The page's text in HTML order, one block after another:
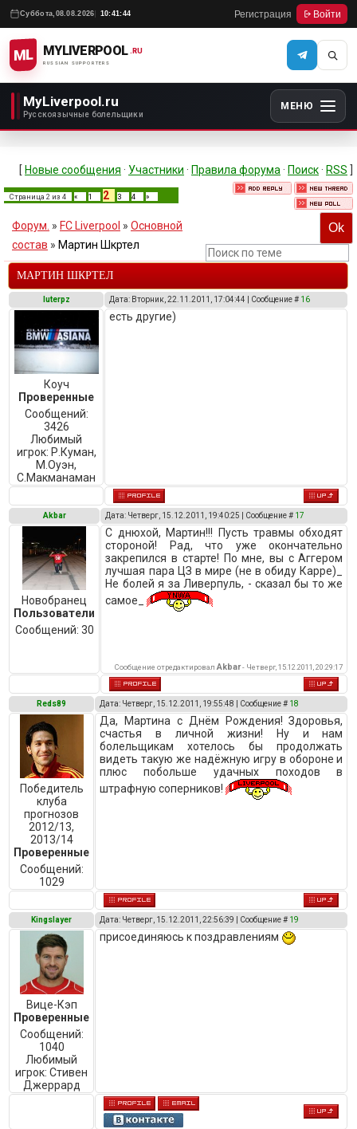
Суббота, 08.08.2026 10:41:44 Регистрация Войти
ML MYLIVERPOOL
RUSSIAN SUPPORTERS
.RU
MyLiverpool.ru
Русскоязычные болельщики
МЕНЮ
[ Новые сообщения · Участники · Правила форума · Поиск · RSS
Страница 2 из 4 « 1 2 3 4 »
Форум. » FC Liverpool » Основной
состав » Мартин Шкртел
МАРТИН ШКРТЕЛ
luterpz Дата: Вторник, 22.11.2011, 17:04:44 | Сообщение # 16
Коуч
Проверенные
Сообщений:
3426
Любимый
игрок: Р.Куман,
М.Оуэн,
C.Макманаман
есть другие)
Akbar Дата: Четверг, 15.12.2011, 19:40:25 | Сообщение # 17
Новобранец
Пользователи
Сообщений: 30
С днюхой, Мартин!!! Пусть травмы обходят
стороной! Рад, что уже окончательно
закрепился в старте! По мне, вы с Аггером
лучшая пара ЦЗ в мире (не в обиду Карре)_
Не болей я за Ливерпуль, - сказал бы то же
самое_
Сообщение отредактировалAkbar- Четверг, 15.12.2011, 20:29:17
Reds89 Дата: Четверг, 15.12.2011, 19:55:48 | Сообщение # 18
Победитель
клуба
прогнозов
2012/13,
2013/14
Проверенные
Сообщений:
1029
Да, Мартина с Днём Рождения! Здоровья,
счастья в личной жизни! Ну и нам
болельщикам хотелось бы продолжать
видеть такую же надёжную игру в обороне и
плюс побольше удачных походов в
штрафную соперников!
Kingslayer Дата: Четверг, 15.12.2011, 22:56:39 | Сообщение # 19
Вице-Кэп
Проверенные
Сообщений:
1040
Любимый
игрок:Стивен
Джеррард
присоединяюсь к поздравлениям